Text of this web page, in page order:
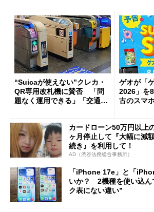
“Suicaが使えない”クレカ・
QR専用改札機に賛否 「問
題なく運用できる」「交通系I
ゲオが「
2026」を
古のスマ
カードローン50万円以上
ヶ月停止して『大幅に減
続き』を利用して！
AD（渋谷法務総合事務所）
「iPhone 17e」と「
いか？ 2機種を使い込ん
ク表にない違い”